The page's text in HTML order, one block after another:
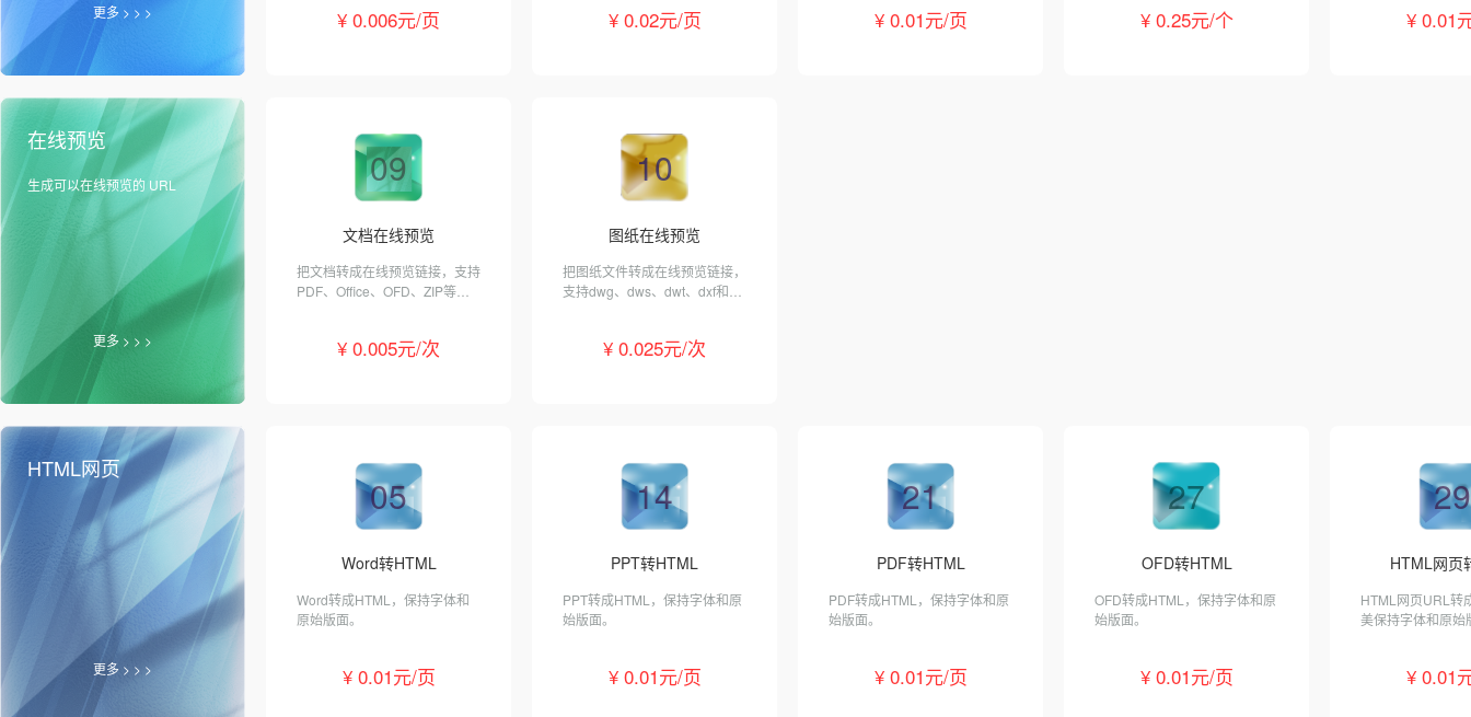
更多 > > > ¥ 0.006元/页 ¥ 0.02元/页 ¥ 0.01元/页 ¥ 0.25元/个 ¥ 0.01
在线预览
生成可以在线预览的 URL
更多 > > >
09
文档在线预览
把文档转成在线预览链接，支持
PDF、Office、OFD、ZIP等格
¥ 0.005元/次
10
图纸在线预览
把图纸文件转成在线预览链接，
支持dwg、dws、dwt、dxf和
¥ 0.025元/次
HTML网页
更多 > > >
05
Word转HTML
Word转成HTML，保持字体和
原始版面。
¥ 0.01元/页
14
PPT转HTML
PPT转成HTML，保持字体和原
始版面。
¥ 0.01元/页
21
PDF转HTML
PDF转成HTML，保持字体和原
始版面。
¥ 0.01元/页
27
OFD转HTML
OFD转成HTML，保持字体和原
始版面。
¥ 0.01元/页
29
HTML网页
HTML网页URL转
美保持字体和原始
¥ 0.01